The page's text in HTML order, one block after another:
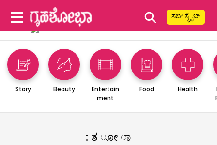
⚲ ಸಬ್ ಸ್ಕ್ರೈಬ್
Story Beauty
Entertain
ment
Food Health
: ತ ೂೕ ಾ